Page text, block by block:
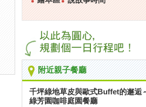
附近親子餐廳
千坪綠地草皮與歐式Buffet的邂逅
綠芳園咖啡庭園餐廳